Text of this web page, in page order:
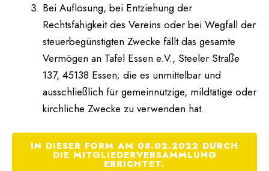
Bei Auflösung, bei Entziehung der
Rechtsfähigkeit des Vereins oder bei Wegfall der
steuerbegünstigten Zwecke fällt das gesamte
Vermögen an Tafel Essen e.V., Steeler Straße
137, 45138 Essen; die es unmittelbar und
ausschließlich für gemeinnützige, mildtätige oder
kirchliche Zwecke zu verwenden hat.
IN DIESER FORM AM 08.02.2022 DURCH
DIE MITGLIEDERVERSAMMLUNG
ERRICHTET.